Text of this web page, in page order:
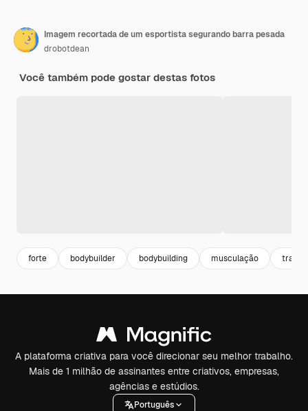
Imagem recortada de um esportista segurando barra pesada
drobotdean
Você também pode gostar destas fotos
forte bodybuilder bodybuilding musculação
A plataforma criativa para você direcionar seu melhor trabalho.
Mais de 1 milhão de assinantes entre criativos, empresas,
agências e estúdios.
Português